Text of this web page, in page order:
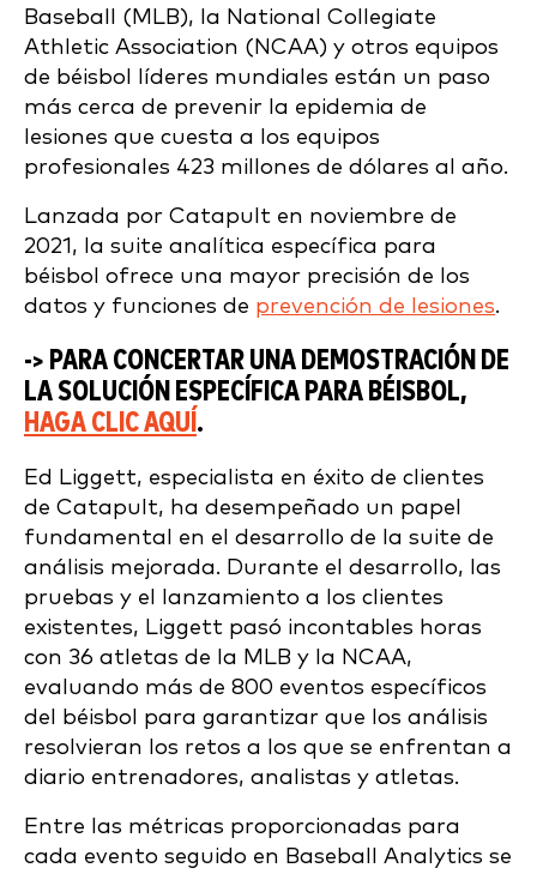
Baseball (MLB), la National Collegiate
Athletic Association (NCAA) y otros equipos
de béisbol líderes mundiales están un paso
más cerca de prevenir la epidemia de
lesiones que cuesta a los equipos
profesionales 423 millones de dólares al año.
Lanzada por Catapult en noviembre de
2021, la suite analítica específica para
béisbol ofrece una mayor precisión de los
datos y funciones de prevención de lesiones.
-> PARA CONCERTAR UNA DEMOSTRACIÓN DE
LA SOLUCIÓN ESPECÍFICA PARA BÉISBOL,
HAGA CLIC AQUÍ .
Ed Liggett, especialista en éxito de clientes
de Catapult, ha desempeñado un papel
fundamental en el desarrollo de la suite de
análisis mejorada. Durante el desarrollo, las
pruebas y el lanzamiento a los clientes
existentes, Liggett pasó incontables horas
con 36 atletas de la MLB y la NCAA,
evaluando más de 800 eventos específicos
del béisbol para garantizar que los análisis
resolvieran los retos a los que se enfrentan a
diario entrenadores, analistas y atletas.
Entre las métricas proporcionadas para
cada evento seguido en Baseball Analytics se